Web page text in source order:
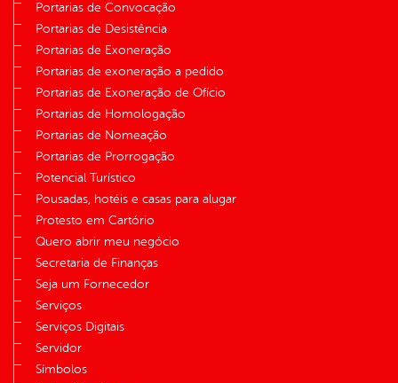
Portarias de Convocação
Portarias de Desistência
Portarias de Exoneração
Portarias de exoneração a pedido
Portarias de Exoneração de Ofício
Portarias de Homologação
Portarias de Nomeação
Portarias de Prorrogação
Potencial Turístico
Pousadas, hotéis e casas para alugar
Protesto em Cartório
Quero abrir meu negócio
Secretaria de Finanças
Seja um Fornecedor
Serviços
Serviços Digitais
Servidor
Símbolos